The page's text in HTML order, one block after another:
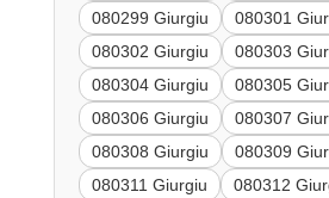
080299 Giurgiu
080301
080302 Giurgiu
080303
080304 Giurgiu
080305
080306 Giurgiu
080307
080308 Giurgiu
080309
080311 Giurgiu
080312